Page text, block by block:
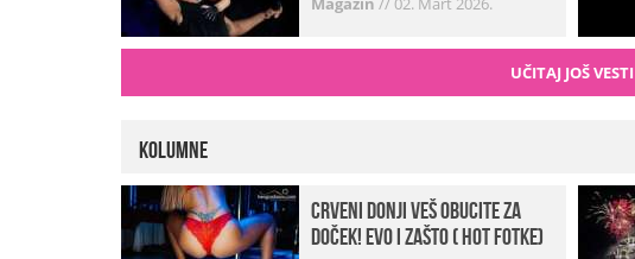
UČITAJ JOŠ VESTI
Kolumne
Crveni donji veš obucite za
doček! Evo i zašto ( hot fotke)